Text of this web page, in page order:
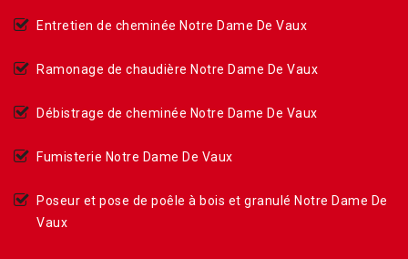
Entretien de cheminée Notre Dame De Vaux
Ramonage de chaudière Notre Dame De Vaux
Débistrage de cheminée Notre Dame De Vaux
Fumisterie Notre Dame De Vaux
Poseur et pose de poêle à bois et granulé Notre Dame De
Vaux